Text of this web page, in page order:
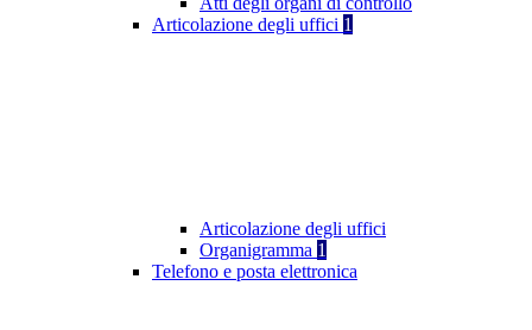
Articolazione degli uffici 1
Articolazione degli uffici
Organigramma 1
Telefono e posta elettronica